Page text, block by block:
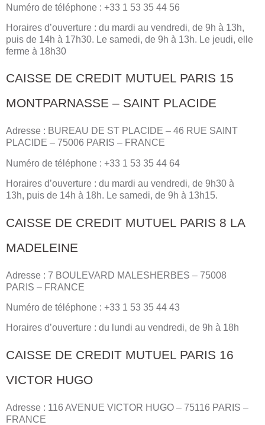
Numéro de téléphone : +33 1 53 35 44 56
Horaires d’ouverture : du mardi au vendredi, de 9h à 13h,
puis de 14h à 17h30. Le samedi, de 9h à 13h. Le jeudi, elle
ferme à 18h30
CAISSE DE CREDIT MUTUEL PARIS 15
MONTPARNASSE – SAINT PLACIDE
Adresse : BUREAU DE ST PLACIDE – 46 RUE SAINT
PLACIDE – 75006 PARIS – FRANCE
Numéro de téléphone : +33 1 53 35 44 64
Horaires d’ouverture : du mardi au vendredi, de 9h30 à
13h, puis de 14h à 18h. Le samedi, de 9h à 13h15.
CAISSE DE CREDIT MUTUEL PARIS 8 LA
MADELEINE
Adresse : 7 BOULEVARD MALESHERBES – 75008
PARIS – FRANCE
Numéro de téléphone : +33 1 53 35 44 43
Horaires d’ouverture : du lundi au vendredi, de 9h à 18h
CAISSE DE CREDIT MUTUEL PARIS 16
VICTOR HUGO
Adresse : 116 AVENUE VICTOR HUGO – 75116 PARIS –
FRANCE